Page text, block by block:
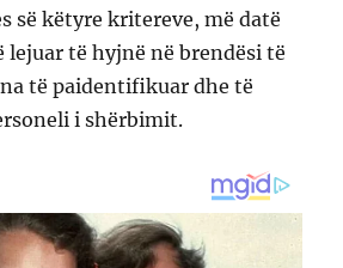
së këtyre kritereve, më datë
lejuar të hyjnë në brendësi të
të paidentifikuar dhe të
i shërbimit.